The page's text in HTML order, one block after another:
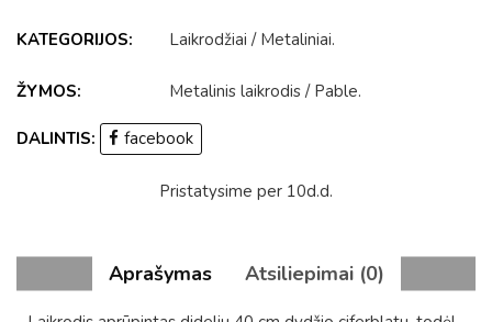
KATEGORIJOS: Laikrodžiai / Metaliniai.
ŽYMOS: Metalinis laikrodis / Pable.
DALINTIS: facebook
Pristatysime per 10d.d.
Aprašymas Atsiliepimai (0)